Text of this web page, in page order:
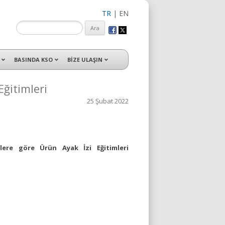
TR | EN
ile hizmet vermektedir.
BASINDA KSO BİZE ULAŞIN
25 Şubat 2022
göre Ürün Ayak İzi Eğitimleri